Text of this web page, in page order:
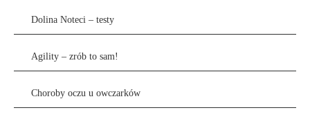
Dolina Noteci – testy
Agility – zrób to sam!
Choroby oczu u owczarków